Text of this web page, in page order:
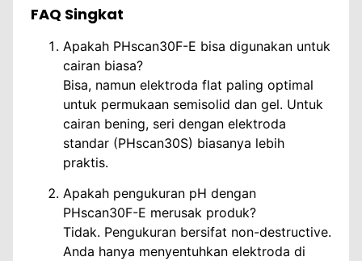
FAQ Singkat
Apakah PHscan30F-E bisa digunakan untuk
cairan biasa?
Bisa, namun elektroda flat paling optimal
untuk permukaan semisolid dan gel. Untuk
cairan bening, seri dengan elektroda
standar (PHscan30S) biasanya lebih
praktis.
Apakah pengukuran pH dengan
PHscan30F-E merusak produk?
Tidak. Pengukuran bersifat non-destructive.
Anda hanya menyentuhkan elektroda di